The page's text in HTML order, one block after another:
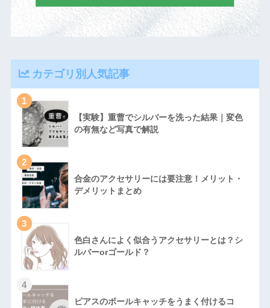
カテゴリ別人気記事
1
【実験】重曹でシルバーを洗った結果｜変色
の有無など写真で解説
2
合金のアクセサリーには要注意！メリット・
デメリットまとめ
3
色白さんによく似合うアクセサリーとは？シ
ルバーorゴールド？
4
ピアスのボールキャッチをうまく付けるコ